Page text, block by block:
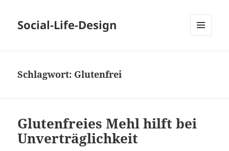
Social-Life-Design
Schlagwort: Glutenfrei
Glutenfreies Mehl hilft bei
Unverträglichkeit